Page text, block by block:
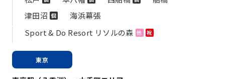
津田沼 個
海浜幕張
Sport & Do Resort リソルの森 他 祝
東京